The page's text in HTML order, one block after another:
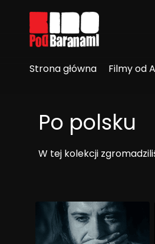
Linki ułatwień
Strona główna Filmy od
Po polsku
W tej kolekcji